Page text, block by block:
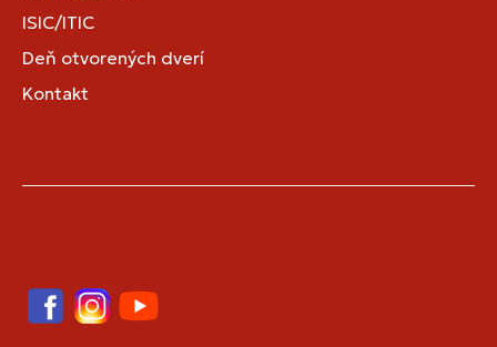
ISIC/ITIC
Deň otvorených dverí
Kontakt
FacebookInstagram
YouTube